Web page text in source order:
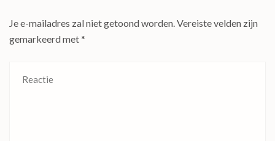
Je e-mailadres zal niet getoond worden.Vereiste velden zijn
gemarkeerd met*